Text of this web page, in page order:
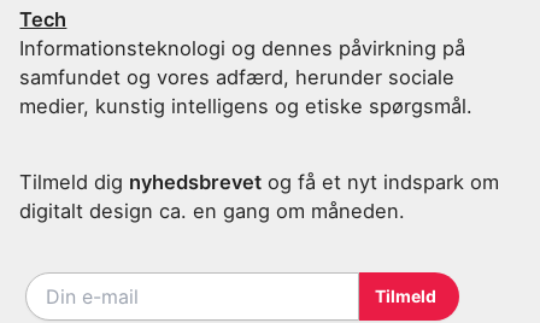
Tech
Informationsteknologi og dennes påvirkning på
samfundet og vores adfærd, herunder sociale
medier, kunstig intelligens og etiske spørgsmål.
Tilmeld dig nyhedsbrevet og få et nyt indspark om
digitalt design ca. en gang om måneden.